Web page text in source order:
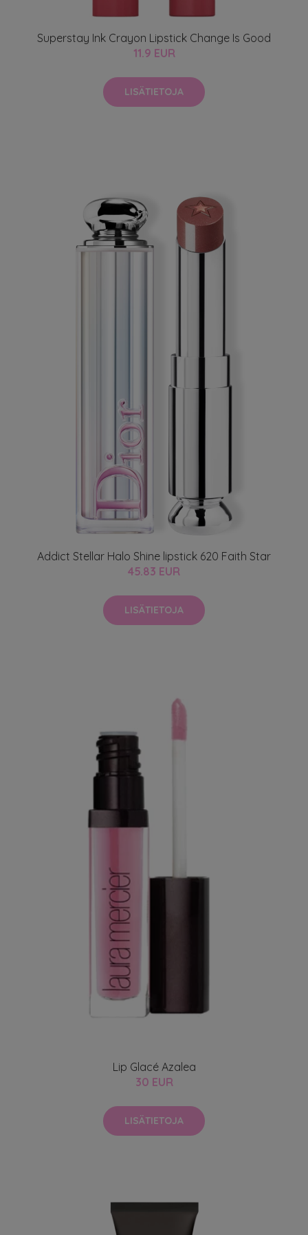
Superstay Ink Crayon Lipstick Change Is Good
11.9 EUR
LISÄTIETOJA
Addict Stellar Halo Shine lipstick 620 Faith Star
45.83 EUR
LISÄTIETOJA
Lip Glacé Azalea
30 EUR
LISÄTIETOJA